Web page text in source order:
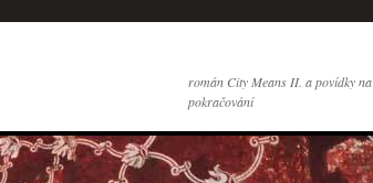
román City Means II. a povídky na
pokračování